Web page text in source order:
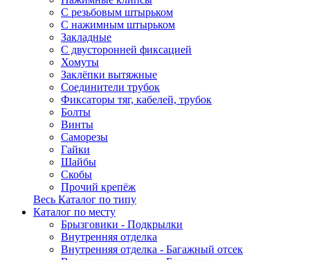
С резьбовым штырьком
С нажимным штырьком
Закладные
С двусторонней фиксацией
Хомуты
Заклёпки вытяжные
Соединители трубок
Фиксаторы тяг, кабелей, трубок
Болты
Винты
Саморезы
Гайки
Шайбы
Скобы
Прочий крепёж
Весь Каталог по типу
Каталог по месту
Брызговики - Подкрылки
Внутренняя отделка
Внутренняя отделка - Багажный отсек